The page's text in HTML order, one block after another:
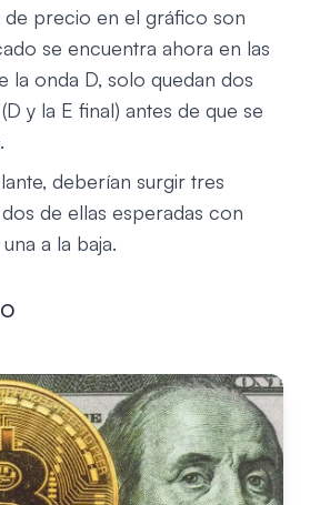
de precio en el gráfico son
se encuentra ahora en las
la onda D, solo quedan dos
y la E final) antes de que se
deberían surgir tres
de ellas esperadas con
a la baja.